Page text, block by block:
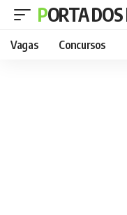
PORTA
Vagas Concursos